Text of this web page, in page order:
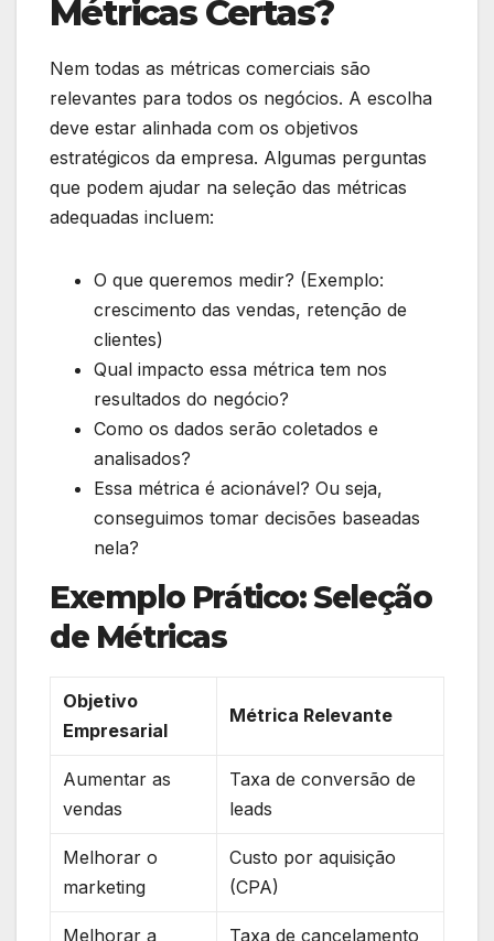
Métricas Certas?
Nem todas as métricas comerciais são
relevantes para todos os negócios. A escolha
deve estar alinhada com os objetivos
estratégicos da empresa. Algumas perguntas
que podem ajudar na seleção das métricas
adequadas incluem:
O que queremos medir? (Exemplo:
crescimento das vendas, retenção de
clientes)
Qual impacto essa métrica tem nos
resultados do negócio?
Como os dados serão coletados e
analisados?
Essa métrica é acionável? Ou seja,
conseguimos tomar decisões baseadas
nela?
Exemplo Prático: Seleção
de Métricas
Objetivo
Empresarial
Métrica Relevante
Aumentar as
vendas
Taxa de conversão de
leads
Melhorar o
marketing
Custo por aquisição
(CPA)
Melhorar a
Taxa de cancelamento